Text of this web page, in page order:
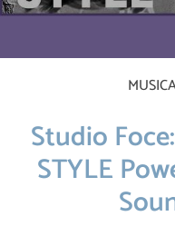
Studio
STYLE